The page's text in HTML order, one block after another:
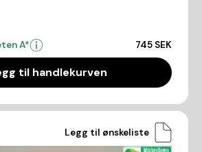
A* 745 SEK
til handlekurven
Legg til ønskeliste